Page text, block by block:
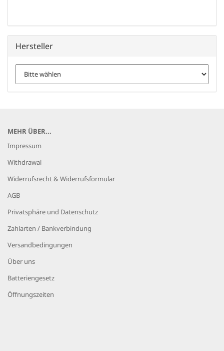
Hersteller
MEHR ÜBER...
Impressum
Withdrawal
Widerrufsrecht & Widerrufsformular
AGB
Privatsphäre und Datenschutz
Zahlarten / Bankverbindung
Versandbedingungen
Über uns
Batteriengesetz
Öffnungszeiten